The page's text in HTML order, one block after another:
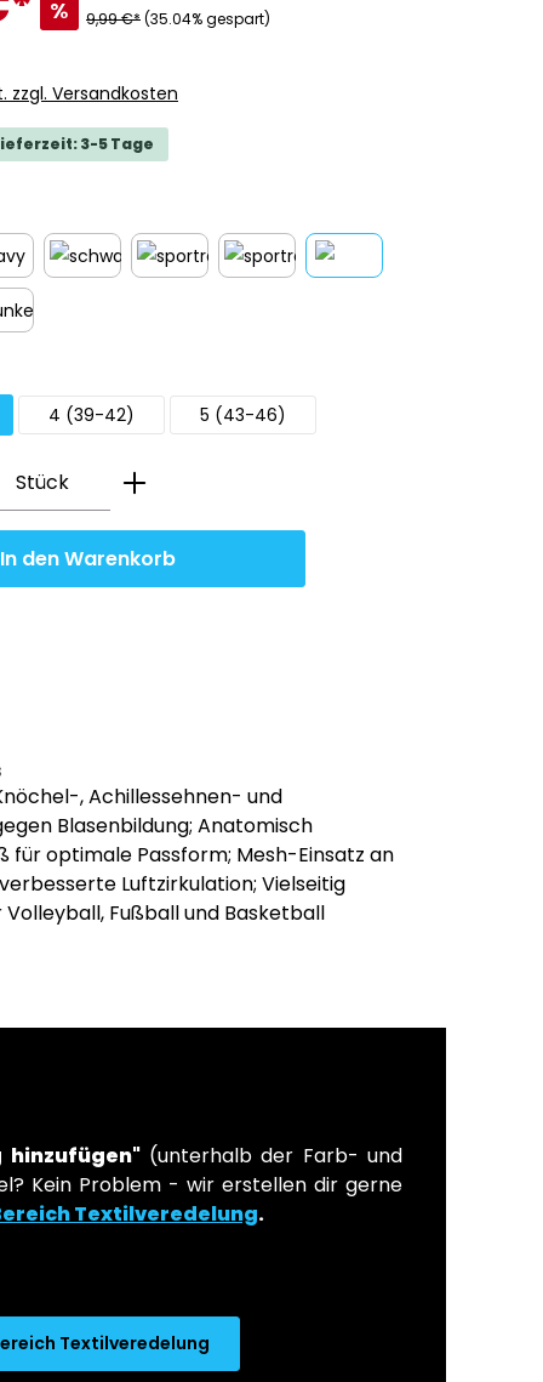
% 9,99 €*(35.04% gespart)
zzgl. Versandkosten
3-5 Tage
4 (39-42) 5 (43-46)
Gib den gewünschten Wert
Stück
In den Warenkorb
, Achillessehnen- und
Blasenbildung; Anatomisch
für optimale Passform; Mesh-Einsatz an
Luftzirkulation; Vielseitig
Fußball und Basketball
hinzufügen"(unterhalb der Farb- und
Kein Problem - wir erstellen dir gerne
Textilveredelung.
Textilveredelung